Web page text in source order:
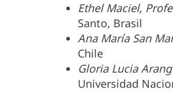
Ethel Maciel,
Santo, Brasil
Ana María San
Chile
Gloria Lucia
Universidad